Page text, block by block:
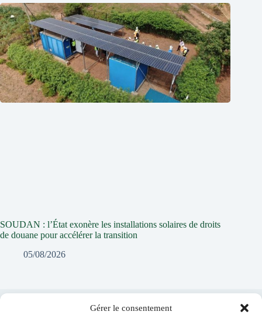
Gérer le consentement
SOUDAN : l’État exonère les installations solaires de droits
de douane pour accélérer la transition
05/08/2026